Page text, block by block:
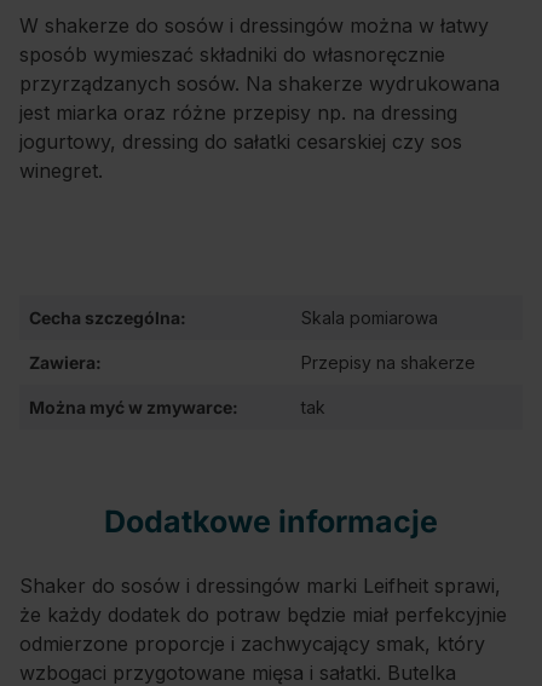
W shakerze do sosów i dressingów można w łatwy
sposób wymieszać składniki do własnoręcznie
przyrządzanych sosów. Na shakerze wydrukowana
jest miarka oraz różne przepisy np. na dressing
jogurtowy, dressing do sałatki cesarskiej czy sos
winegret.
Cecha szczególna: Skala pomiarowa
Zawiera: Przepisy na shakerze
Można myć w zmywarce: tak
Dodatkowe informacje
Shaker do sosów i dressingów marki Leifheit sprawi,
że każdy dodatek do potraw będzie miał perfekcyjnie
odmierzone proporcje i zachwycający smak, który
wzbogaci przygotowane mięsa i sałatki. Butelka